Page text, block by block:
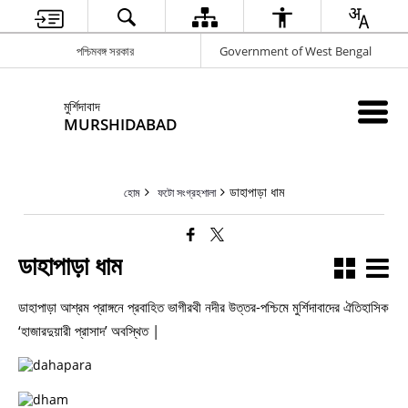
পশ্চিমবঙ্গ সরকার Government of West Bengal
মুর্শিদাবাদ
MURSHIDABAD
হোম ফটো সংগ্রহশালা ডাহাপাড়া ধাম
ডাহাপাড়া ধাম
ডাহাপাড়া আশ্রম প্রাঙ্গনে প্রবাহিত ভাগীরথী নদীর উত্তর-পশ্চিমে মুর্শিদাবাদের ঐতিহাসিক
‘হাজারদুয়ারী প্রাসাদ’ অবস্থিত |